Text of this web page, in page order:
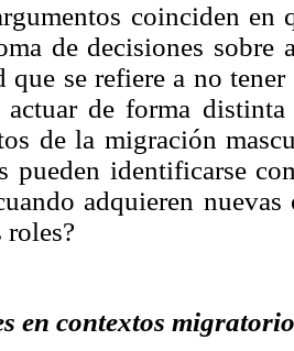
coinciden en
de decisiones
que se refiere a no
actuar de forma
de la migración
pueden identificarse
adquieren
roles?
en contextos